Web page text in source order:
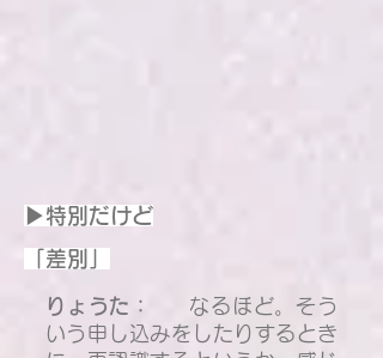
▶特別だけど
「差別」
りょうた：
なるほど。そう
いう申し込みをしたりするとき